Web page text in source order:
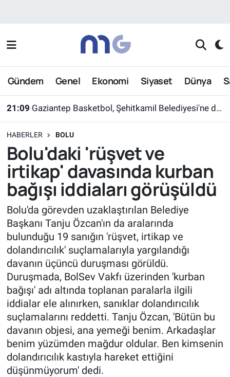
Gündem Genel Ekonomi Siyaset Dünya
21:09 Gaziantep Basketbol, Şehitkamil Belediyesi'ne devredildi
21:09 Bakan Uraloğlu: 'Güçlü yerel, güçlü Türkiye demektir'
HABERLER BOLU
Bolu'daki 'rüşvet ve
irtikap' davasında kurban
bağışı iddiaları görüşüldü
Bolu'da görevden uzaklaştırılan Belediye
Başkanı Tanju Özcan'ın da aralarında
bulunduğu 19 sanığın 'rüşvet, irtikap ve
dolandırıcılık' suçlamalarıyla yargılandığı
davanın üçüncü duruşması görüldü.
Duruşmada, BolSev Vakfı üzerinden 'kurban
bağışı' adı altında toplanan paralarla ilgili
iddialar ele alınırken, sanıklar dolandırıcılık
suçlamalarını reddetti. Tanju Özcan, 'Bütün bu
davanın objesi, ana yemeği benim. Arkadaşlar
benim yüzümden mağdur oldular. Ben kimsenin
dolandırıcılık kastıyla hareket ettiğini
düşünmüyorum' dedi.
Nöbetçi Eczaneler
Hava Durumu
Süper Lig Puan Durumu ve Fikstür
Tüm Manşetler
Son Dakika Haberleri
Haber Arşivi